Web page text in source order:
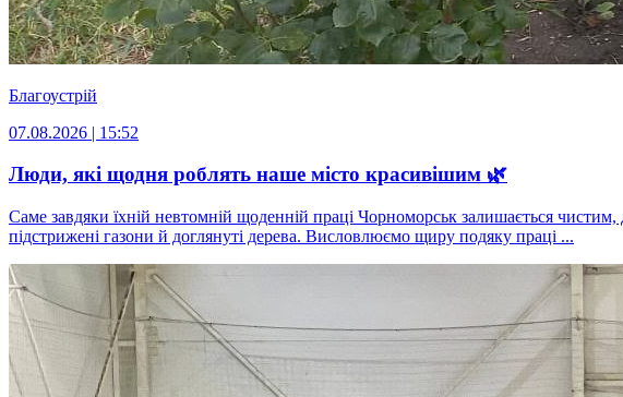
Благоустрій
07.08.2026 | 15:52
Люди, які щодня роблять наше місто красивішим 🌿
Саме завдяки їхній невтомній щоденній праці Чорноморськ залишається чистим,
підстрижені газони й доглянуті дерева. Висловлюємо щиру подяку праці ...